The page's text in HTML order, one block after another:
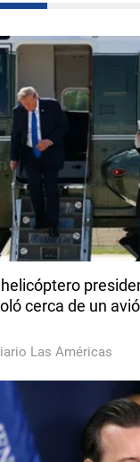
helicóptero
cerca de un
Las Américas